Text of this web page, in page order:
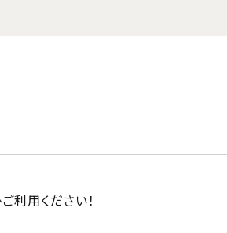
利用ください！